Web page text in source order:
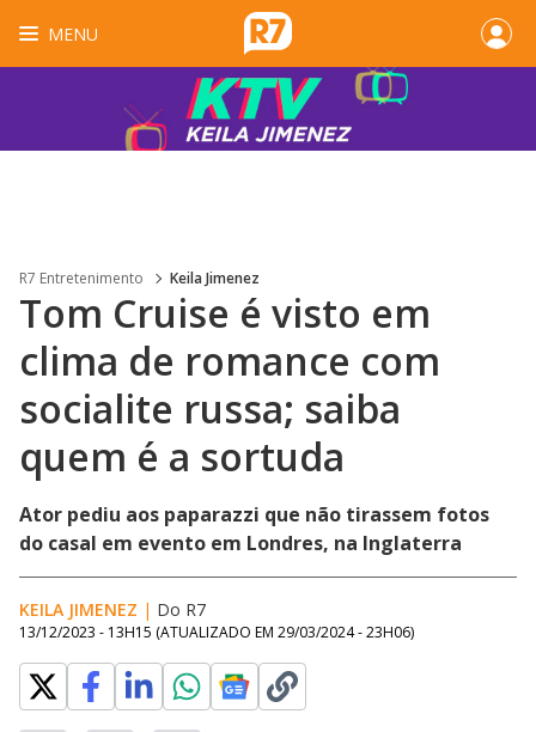
MENU
R7 Entretenimento Keila Jimenez
Tom Cruise é visto em
clima de romance com
socialite russa; saiba
quem é a sortuda
Ator pediu aos paparazzi que não tirassem fotos
do casal em evento em Londres, na Inglaterra
KEILA JIMENEZ | Do R7
13/12/2023 - 13H15 (ATUALIZADO EM 29/03/2024 - 23H06)